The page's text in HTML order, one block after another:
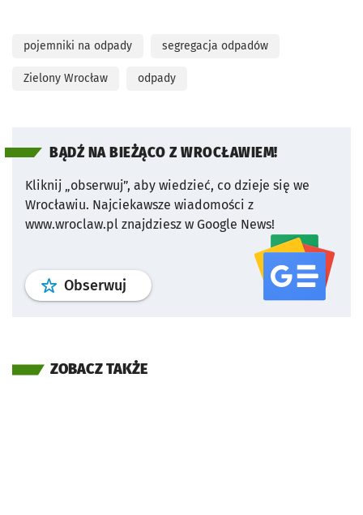
pojemniki na odpady segregacja odpadów
Zielony Wrocław odpady
BĄDŹ NA BIEŻĄCO Z WROCŁAWIEM!
Kliknij „obserwuj”, aby wiedzieć, co dzieje się we
Wrocławiu. Najciekawsze wiadomości z
www.wroclaw.pl znajdziesz w Google News!
Obserwuj profil serwisu
ZOBACZ TAKŻE